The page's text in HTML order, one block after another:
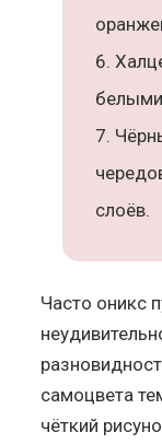
слоёв.
Часто оникс
самоцвета
чёткий